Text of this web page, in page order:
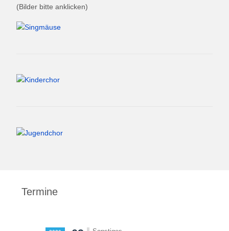
(Bilder bitte anklicken)
Termine